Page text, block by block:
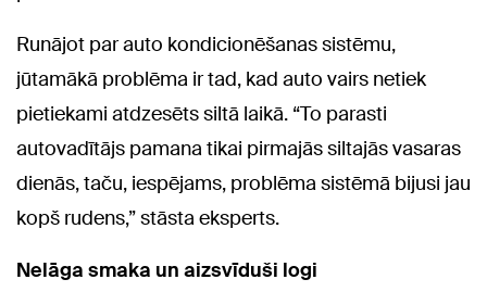
Runājot par auto kondicionēšanas sistēmu,
jūtamākā problēma ir tad, kad auto vairs netiek
pietiekami atdzesēts siltā laikā. “To parasti
autovadītājs pamana tikai pirmajās siltajās vasaras
dienās, taču, iespējams, problēma sistēmā bijusi jau
kopš rudens,” stāsta eksperts.
Nelāga smaka un aizsvīduši logi